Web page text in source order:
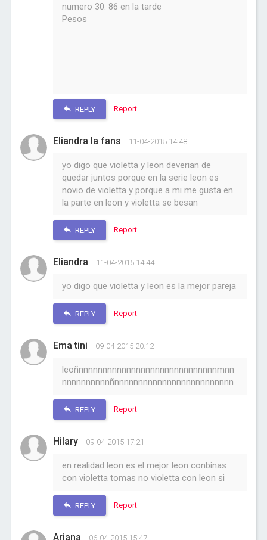
numero 30. 86 en la tarde
Pesos
REPLY Report
Eliandra la fans 11-04-2015 14:48
yo digo que violetta y leon deverian de
quedar juntos porque en la serie leon es
novio de violetta y porque a mi me gusta en
la parte en leon y violetta se besan
REPLY Report
Eliandra 11-04-2015 14:44
yo digo que violetta y leon es la mejor pareja
REPLY Report
Ema tini 09-04-2015 20:12
leoñnnnnnnnnnnnnnnnnnnnnnnnnnnnnnmnn
nnnnnnnnnnñnnnnnnnnnnnnnnnnnnnnnnnnn
REPLY Report
Hilary 09-04-2015 17:21
en realidad leon es el mejor leon conbinas
con violetta tomas no violetta con leon si
REPLY Report
Ariana 06-04-2015 15:47